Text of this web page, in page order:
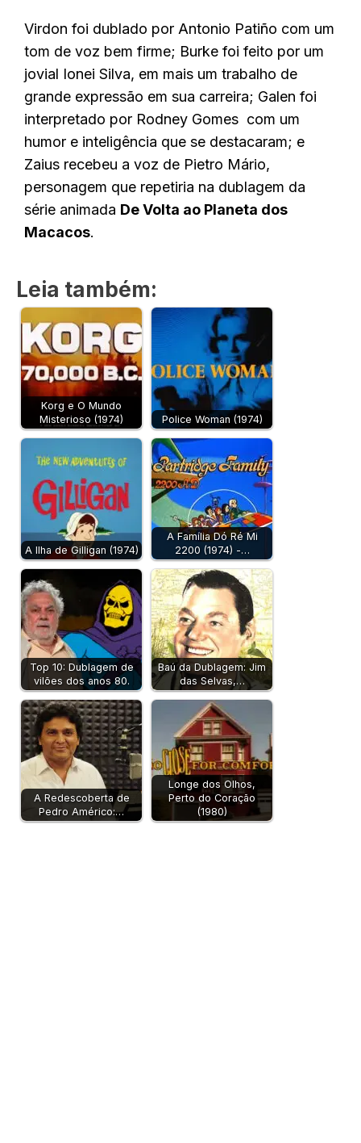
Virdon foi dublado por Antonio Patiño com um
tom de voz bem firme; Burke foi feito por um
jovial Ionei Silva, em mais um trabalho de
grande expressão em sua carreira; Galen foi
interpretado por Rodney Gomes com um
humor e inteligência que se destacaram; e
Zaius recebeu a voz de Pietro Mário,
personagem que repetiria na dublagem da
série animada De Volta ao Planeta dos
Macacos.
Leia também:
Korg e O Mundo
Misterioso (1974)
Police Woman (1974)
A Ilha de Gilligan (1974)
A Família Dó Ré Mi
2200 (1974) -…
Top 10: Dublagem de
vilões dos anos 80.
Baú da Dublagem: Jim
das Selvas,…
A Redescoberta de
Pedro Américo:…
Longe dos Olhos,
Perto do Coração
(1980)